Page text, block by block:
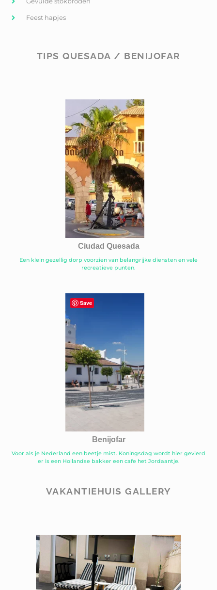
Feest hapjes
TIPS QUESADA / BENIJOFAR
Ciudad Quesada
Een klein gezellig dorp voorzien van belangrijke diensten en vele
recreatieve punten.
Benijofar
Voor als je Nederland een beetje mist. Koningsdag wordt hier gevierd
er is een Hollandse bakker een cafe het Jordaantje.
VAKANTIEHUIS GALLERY
Save